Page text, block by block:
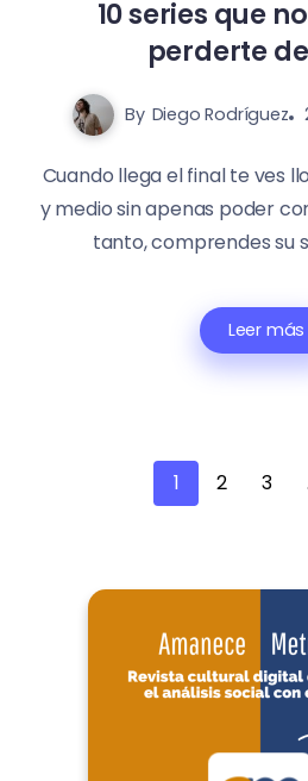
10 series que
perderte
By Diego Rodríguez
Cuando llega el final te ves
y medio sin apenas poder
tanto, comprendes su
Leer más
1 2 3